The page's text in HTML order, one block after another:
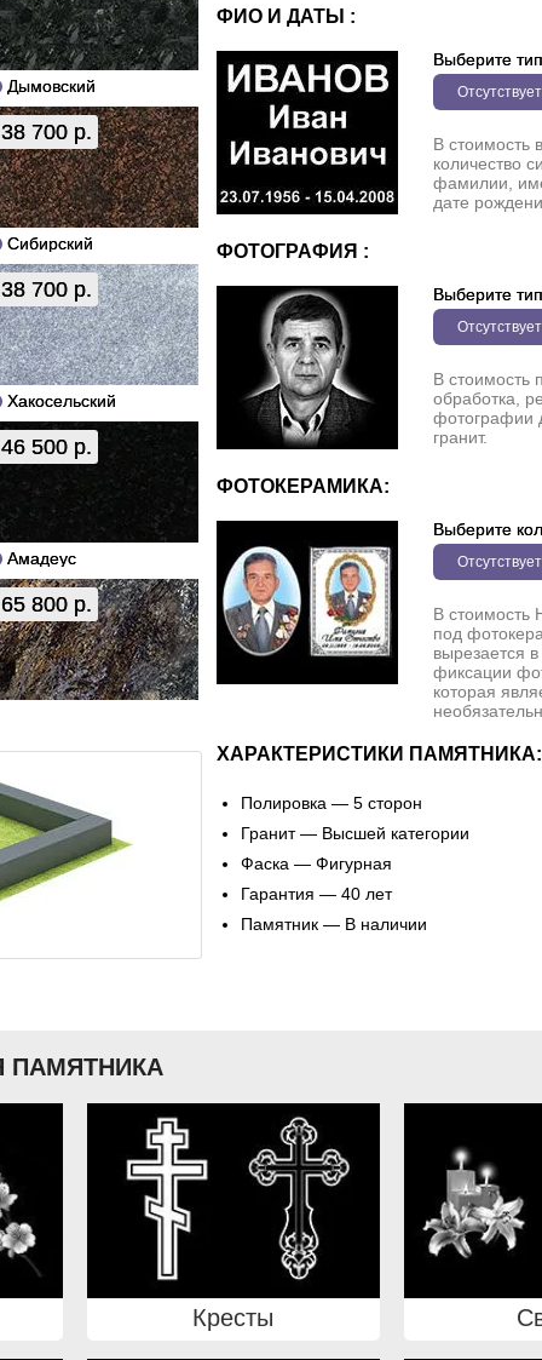
Дымовский
38 700 р.
Сибирский
38 700 р.
Хакосельский
46 500 р.
Амадеус
65 800 р.
ФИО И ДАТЫ :
Выберите тип
Отсутствует
В стоимость
количество
фамилии,
дате
ФОТОГРАФИЯ :
Выберите тип
Отсутствует
В стоимость
обработка,
фотографии
гранит.
ФОТОКЕРАМИКА:
Выберите
Отсутствует
В стоимость
под
вырезается
фиксации
которая
ХАРАКТЕРИСТИКИ ПАМЯТНИКА:
Полировка — 5 сторон
Гранит — Высшей категории
Фаска — Фигурная
Гарантия — 40 лет
Памятник — В наличии
ПАМЯТНИКА
Кресты